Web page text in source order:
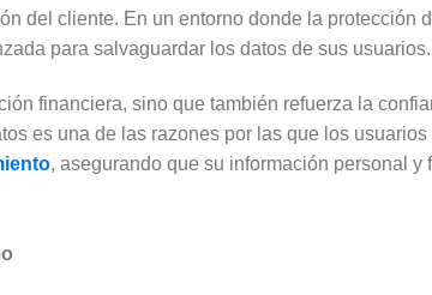
del cliente. En un entorno donde la protección
para salvaguardar los datos de sus usuarios.
financiera, sino que también refuerza la
es una de las razones por las que los
, asegurando que su información personal